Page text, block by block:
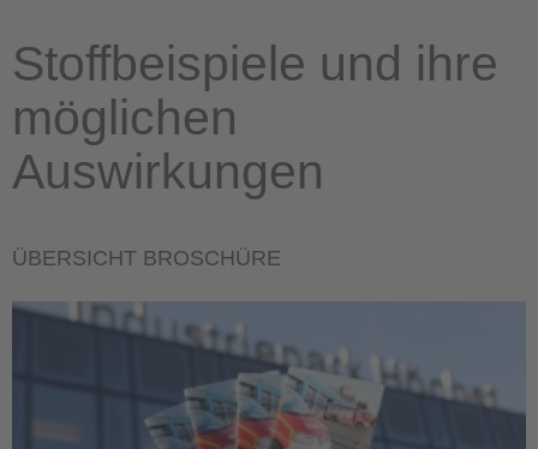
Stoffbeispiele und ihre
möglichen
Auswirkungen
ÜBERSICHT BROSCHÜRE